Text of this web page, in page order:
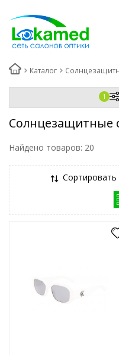
Каталог
Солнцезащитные
Найдено товаров: 20
Сортировать